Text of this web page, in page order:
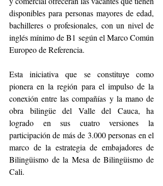
disponibles para personas mayores de edad,
bachilleres o profesionales, con un nivel de
inglés mínimo de B1 según el Marco Común
Europeo de Referencia.
Esta iniciativa que se constituye como
pionera en la región para el impulso de la
conexión entre las compañías y la mano de
obra bilingüe del Valle del Cauca, ha
logrado en sus cuatro versiones la
participación de más de 3.000 personas en el
marco de la estrategia de embajadores de
Bilingüismo de la Mesa de Bilingüismo de
Cali.